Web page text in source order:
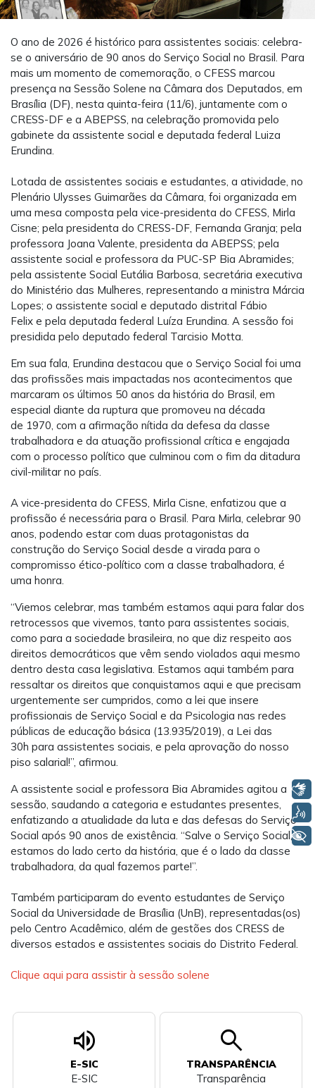
O ano de 2026 é histórico para assistentes sociais: celebra-
se o aniversário de 90 anos do Serviço Social no Brasil. Para
mais um momento de comemoração, o CFESS marcou
presença na Sessão Solene na Câmara dos Deputados, em
Brasília (DF), nesta quinta-feira (11/6), juntamente com o
CRESS-DF e a ABEPSS, na celebração promovida pelo
gabinete da assistente social e deputada federal Luiza
Erundina.
Lotada de assistentes sociais e estudantes, a atividade, no
Plenário Ulysses Guimarães da Câmara, foi organizada em
uma mesa composta pela vice-presidenta do CFESS, Mirla
Cisne; pela presidenta do CRESS-DF, Fernanda Granja; pela
professora Joana Valente, presidenta da ABEPSS; pela
assistente social e professora da PUC-SP Bia Abramides;
pela assistente Social Eutália Barbosa, secretária executiva
do Ministério das Mulheres, representando a ministra Márcia
Lopes; o assistente social e deputado distrital Fábio
Felix e pela deputada federal Luíza Erundina. A sessão foi
presidida pelo deputado federal Tarcisio Motta.
Em sua fala, Erundina destacou que o Serviço Social foi uma
das profissões mais impactadas nos acontecimentos que
marcaram os últimos 50 anos da história do Brasil, em
especial diante da ruptura que promoveu na década
de 1970, com a afirmação nítida da defesa da classe
trabalhadora e da atuação profissional crítica e engajada
com o processo político que culminou com o fim da ditadura
civil-militar no país.
A vice-presidenta do CFESS, Mirla Cisne, enfatizou que a
profissão é necessária para o Brasil. Para Mirla, celebrar 90
anos, podendo estar com duas protagonistas da
construção do Serviço Social desde a virada para o
compromisso ético-político com a classe trabalhadora, é
uma honra.
“Viemos celebrar, mas também estamos aqui para falar dos
retrocessos que vivemos, tanto para assistentes sociais,
como para a sociedade brasileira, no que diz respeito aos
direitos democráticos que vêm sendo violados aqui mesmo
dentro desta casa legislativa. Estamos aqui também para
ressaltar os direitos que conquistamos aqui e que precisam
urgentemente ser cumpridos, como a lei que insere
profissionais de Serviço Social e da Psicologia nas redes
públicas de educação básica (13.935/2019), a Lei das
30h para assistentes sociais, e pela aprovação do nosso
piso salarial!”, afirmou.
A assistente social e professora Bia Abramides agitou a
sessão, saudando a categoria e estudantes presentes,
enfatizando a atualidade da luta e das defesas do Serviço
Social após 90 anos de existência. “Salve o Serviço Social,
estamos do lado certo da história, que é o lado da classe
trabalhadora, da qual fazemos parte!”.
Também participaram do evento estudantes de Serviço
Social da Universidade de Brasília (UnB), representadas(os)
pelo Centro Acadêmico, além de gestões dos CRESS de
diversos estados e assistentes sociais do Distrito Federal.
Clique aqui para assistir à sessão solene
volume_up
E-SIC
E-SIC
search
TRANSPARÊNCIA
Transparência
Libras
Voz
+ Acessibilidade